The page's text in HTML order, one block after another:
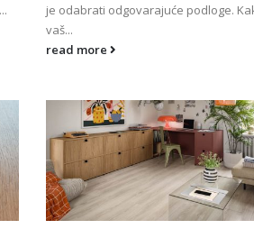
je odabrati odgovarajuće podloge.
vaš...
read more
AC: Kako sakriti
kolekcija
granica:
Kako odabrati
podnih daski?
15/01/2025
Podloge za
15/01/2025